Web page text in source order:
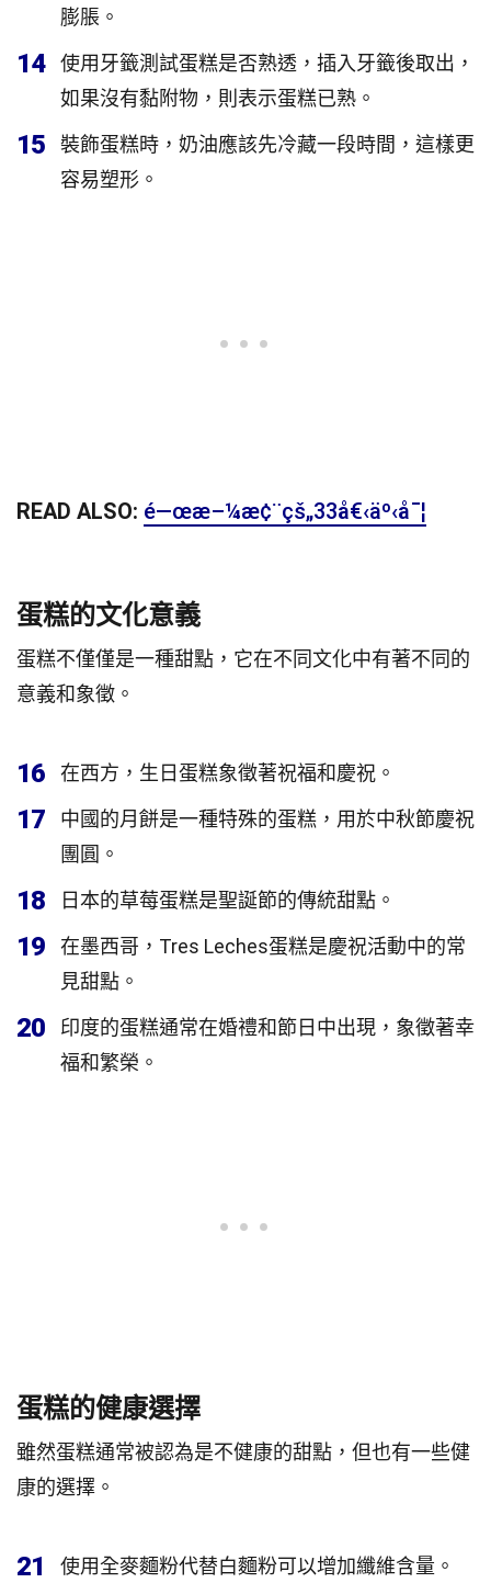
膨脹。
14
使用牙籤測試蛋糕是否熟透，插入牙籤後取出，
如果沒有黏附物，則表示蛋糕已熟。
15
裝飾蛋糕時，奶油應該先冷藏一段時間，這樣更
容易塑形。
READ ALSO: é—œæ–¼æ¢¨çš„33å€‹äº‹å¯¦
蛋糕的文化意義
蛋糕不僅僅是一種甜點，它在不同文化中有著不同的
意義和象徵。
16 在西方，生日蛋糕象徵著祝福和慶祝。
17
中國的月餅是一種特殊的蛋糕，用於中秋節慶祝
團圓。
18 日本的草莓蛋糕是聖誕節的傳統甜點。
19
在墨西哥，Tres Leches蛋糕是慶祝活動中的常
見甜點。
20
印度的蛋糕通常在婚禮和節日中出現，象徵著幸
福和繁榮。
蛋糕的健康選擇
雖然蛋糕通常被認為是不健康的甜點，但也有一些健
康的選擇。
21 使用全麥麵粉代替白麵粉可以增加纖維含量。